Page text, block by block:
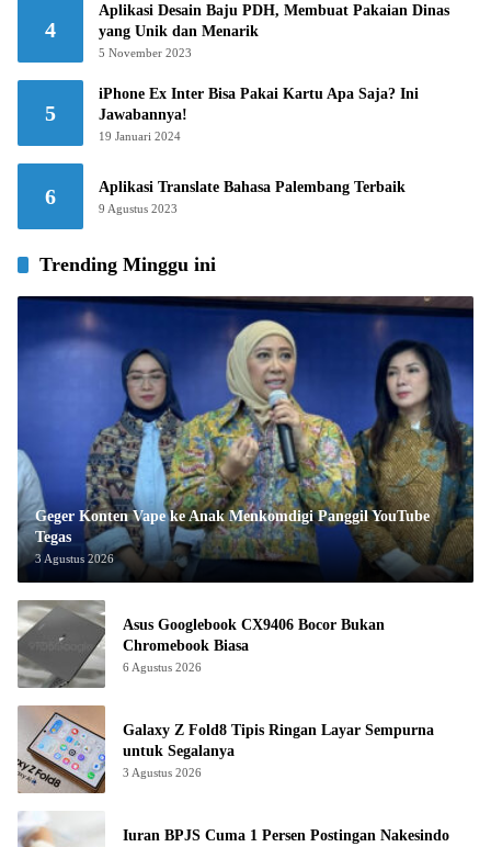
4
Aplikasi Desain Baju PDH, Membuat Pakaian Dinas
yang Unik dan Menarik
5 November 2023
5
iPhone Ex Inter Bisa Pakai Kartu Apa Saja? Ini
Jawabannya!
19 Januari 2024
6 Aplikasi Translate Bahasa Palembang Terbaik
9 Agustus 2023
Trending Minggu ini
Geger Konten Vape ke Anak Menkomdigi Panggil YouTube
Tegas
3 Agustus 2026
Asus Googlebook CX9406 Bocor Bukan
Chromebook Biasa
6 Agustus 2026
Galaxy Z Fold8 Tipis Ringan Layar Sempurna
untuk Segalanya
3 Agustus 2026
Iuran BPJS Cuma 1 Persen Postingan Nakesindo